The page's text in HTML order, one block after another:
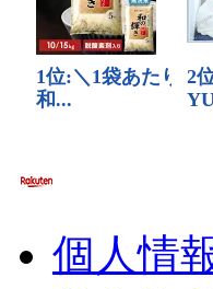
個人情